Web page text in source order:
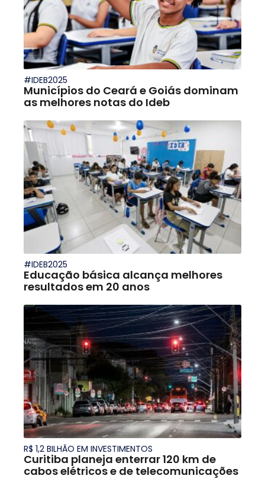
#IDEB2025
Municípios do Ceará e Goiás dominam
as melhores notas do Ideb
#IDEB2025
Educação básica alcança melhores
resultados em 20 anos
R$ 1,2 BILHÃO EM INVESTIMENTOS
Curitiba planeja enterrar 120 km de
cabos elétricos e de telecomunicações